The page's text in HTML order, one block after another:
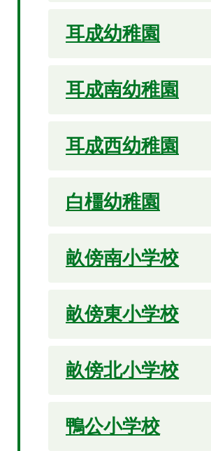
耳成幼稚園
耳成南幼稚園
耳成西幼稚園
白橿幼稚園
畝傍南小学校
畝傍東小学校
畝傍北小学校
鴨公小学校